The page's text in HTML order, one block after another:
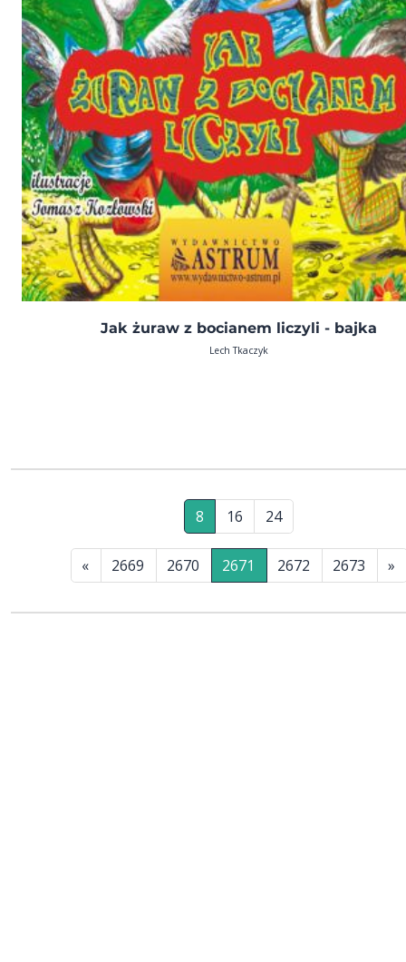
Jak żuraw z bocianem liczyli - bajka
Lech Tkaczyk
8 16 24
« 2669 2670 2671 2672 2673 »